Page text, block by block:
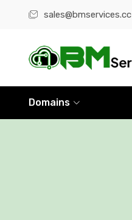
sales@bmservices.cc
Domains